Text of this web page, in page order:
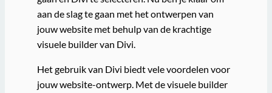
aan de slag te gaan met het ontwerpen van
jouw website met behulp van de krachtige
visuele builder van Divi.
Het gebruik van Divi biedt vele voordelen voor
jouw website-ontwerp. Met de visuele builder